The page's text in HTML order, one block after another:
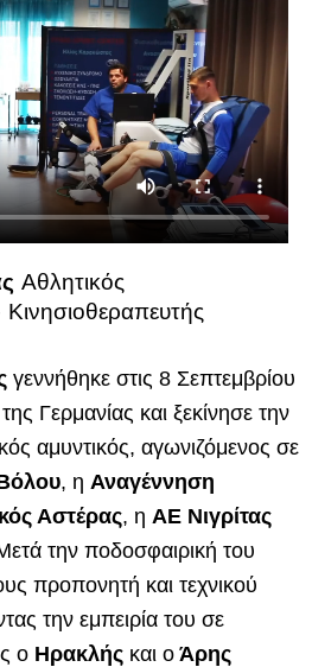
Αθλητικός
γεννήθηκε στις 8 Σεπτεμβρίου
της Γερμανίας και ξεκίνησε την
αμυντικός, αγωνιζόμενος σε
, η Αναγέννηση
Αστέρας, η ΑΕ Νιγρίτας
την ποδοσφαιρική του
προπονητή και τεχνικού
την εμπειρία του σε
ο Ηρακλής και ο Άρης